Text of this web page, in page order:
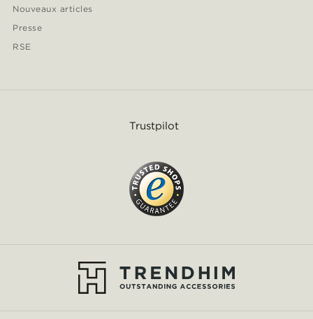
Nouveaux articles
Presse
RSE
Trustpilot